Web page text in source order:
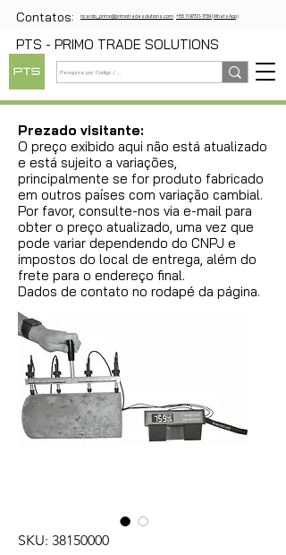
Contatos: ricardo_primo@primotradesolutions.com +55 11 97721-1739 (WhatsApp)
PTS - PRIMO TRADE SOLUTIONS
Prezado visitante:
O preço exibido aqui não está atualizado
e está sujeito a variações,
principalmente se for produto fabricado
em outros países com variação cambial.
Por favor, consulte-nos via e-mail para
obter o preço atualizado, uma vez que
pode variar dependendo do CNPJ e
impostos do local de entrega, além do
frete para o endereço final.
Dados de contato no rodapé da página.
SKU: 38150000